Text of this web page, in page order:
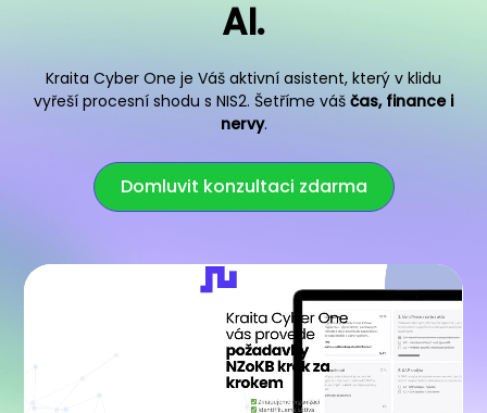
AI.
Kraita Cyber One je Váš aktivní asistent, který v klidu
vyřeší procesní shodu s NIS2. Šetříme váš čas, finance i
nervy.
Domluvit konzultaci zdarma